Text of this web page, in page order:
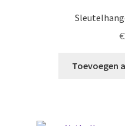
€
Toevoegen